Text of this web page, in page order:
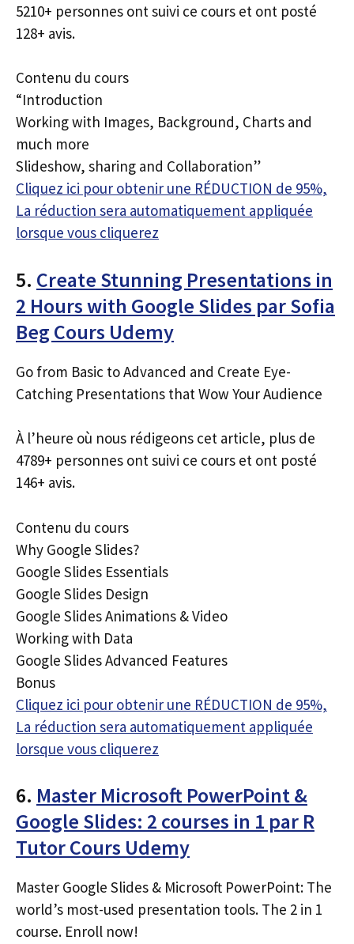
5210+ personnes ont suivi ce cours et ont posté
128+ avis.
Contenu du cours
“Introduction
Working with Images, Background, Charts and
much more
Slideshow, sharing and Collaboration”
Cliquez ici pour obtenir une RÉDUCTION de 95%,
La réduction sera automatiquement appliquée
lorsque vous cliquerez
5. Create Stunning Presentations in
2 Hours with Google Slides par Sofia
Beg Cours Udemy
Go from Basic to Advanced and Create Eye-
Catching Presentations that Wow Your Audience
À l’heure où nous rédigeons cet article, plus de
4789+ personnes ont suivi ce cours et ont posté
146+ avis.
Contenu du cours
Why Google Slides?
Google Slides Essentials
Google Slides Design
Google Slides Animations & Video
Working with Data
Google Slides Advanced Features
Bonus
Cliquez ici pour obtenir une RÉDUCTION de 95%,
La réduction sera automatiquement appliquée
lorsque vous cliquerez
6. Master Microsoft PowerPoint &
Google Slides: 2 courses in 1 par R
Tutor Cours Udemy
Master Google Slides & Microsoft PowerPoint: The
world’s most-used presentation tools. The 2 in 1
course. Enroll now!